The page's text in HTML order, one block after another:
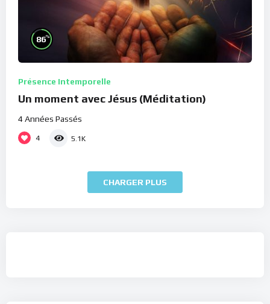
86%
Présence Intemporelle
Un moment avec Jésus (Méditation)
4 Années Passés
4 5.1K
CHARGER PLUS